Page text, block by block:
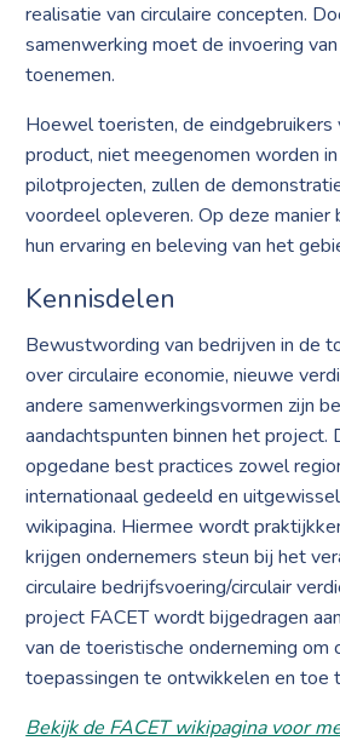
realisatie van circulaire concepten.
samenwerking moet de invoering
toenemen.
Hoewel toeristen, de eindgebruikers
product, niet meegenomen worden
pilotprojecten, zullen de
voordeel opleveren. Op deze
hun ervaring en beleving van het
Kennisdelen
Bewustwording van bedrijven in de
over circulaire economie, nieuwe
andere samenwerkingsvormen zijn
aandachtspunten binnen het project.
opgedane best practices zowel
internationaal gedeeld en
wikipagina. Hiermee wordt
krijgen ondernemers steun bij het
circulaire bedrijfsvoering/circulair
project FACET wordt bijgedragen
van de toeristische onderneming om
toepassingen te ontwikkelen en toe
Bekijk de FACET wikipagina voor